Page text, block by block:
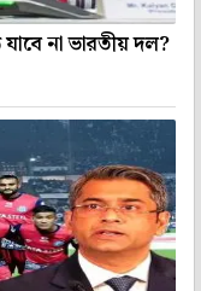
না ভারতীয় দল?